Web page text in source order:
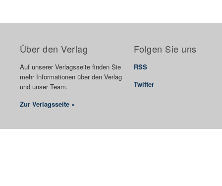
Über den Verlag
Auf unserer Verlagsseite finden Sie
mehr Informationen über den Verlag
und unser Team.
Zur Verlagsseite »
Folgen Sie uns
RSS
Twitter